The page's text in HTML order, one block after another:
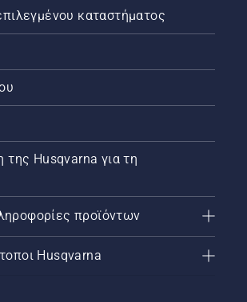
καταστήματος
της Husqvarna για τη
προϊόντων
Husqvarna